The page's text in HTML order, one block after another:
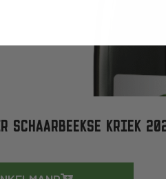
SCHAARBEEKSE KRIEK